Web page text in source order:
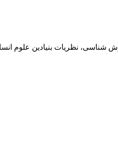
شناسی، نظریات بنیادین علوم